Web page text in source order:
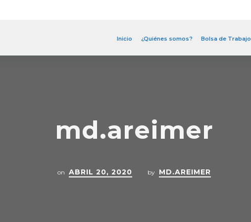
Inicio ¿Quiénes somos? Bolsa de Trabajo
md.areimer
on ABRIL 20, 2020 by MD.AREIMER